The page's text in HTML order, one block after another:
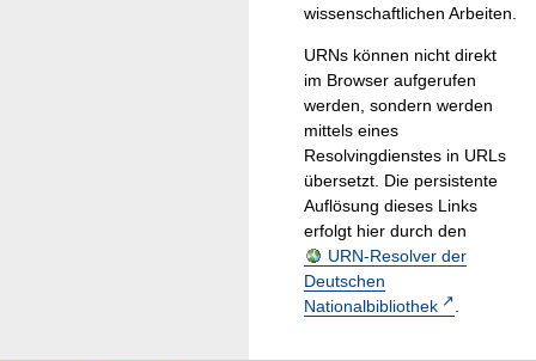
wissenschaftlichen Arbeiten.
URNs können nicht direkt
im Browser aufgerufen
werden, sondern werden
mittels eines
Resolvingdienstes in URLs
übersetzt. Die persistente
Auflösung dieses Links
erfolgt hier durch den
URN-Resolver der
Deutschen
Nationalbibliothek
.